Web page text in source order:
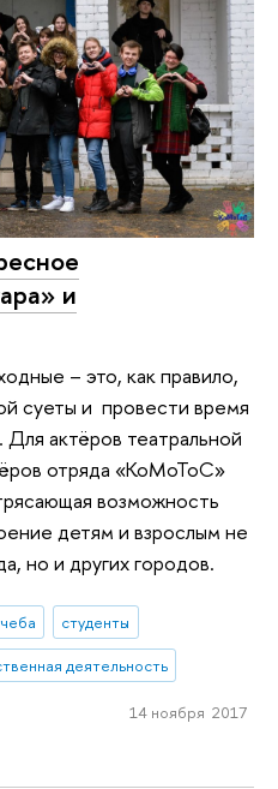
и
– это, как правило,
суеты и провести время
актёров театральной
отряда «КоМоТоС»
возможность
детям и взрослым не
но и других городов.
студенты
деятельность
14 ноября 2017